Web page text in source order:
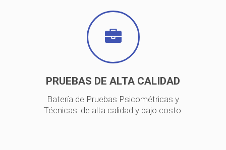
PRUEBAS DE ALTA CALIDAD
Batería de Pruebas Psicométricas y
Técnicas. de alta calidad y bajo costo.